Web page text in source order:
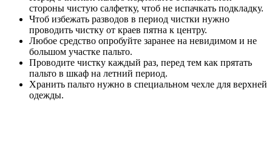
стороны чистую салфетку, чтоб не испачкать подкладку.
Чтоб избежать разводов в период чистки нужно
проводить чистку от краев пятна к центру.
Любое средство опробуйте заранее на невидимом и не
большом участке пальто.
Проводите чистку каждый раз, перед тем как прятать
пальто в шкаф на летний период.
Хранить пальто нужно в специальном чехле для верхней
одежды.